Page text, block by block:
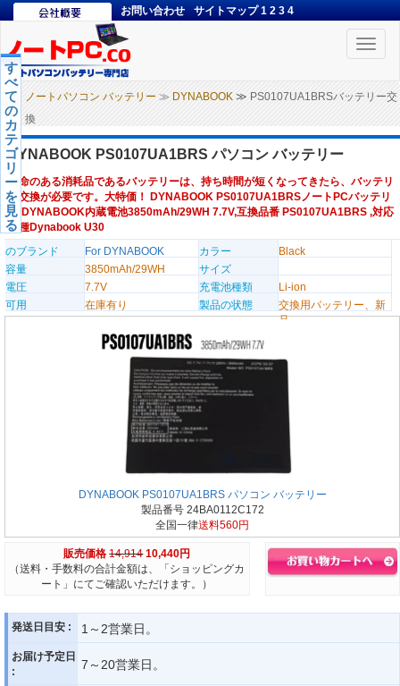
お問い合わせ サイトマップ 1 2 3 4
Toggle
ノートパソコン バッテリー ≫ DYNABOOK ≫ PS0107UA1BRSバッテリー交
換
す
べ
て
の
カ
テ
ゴ
リ
ー
を
見
る
DYNABOOK PS0107UA1BRS パソコン バッテリー
寿命のある消耗品であるバッテリーは、持ち時間が短くなってきたら、バッテリ
ー交換が必要です。大特価！ DYNABOOK PS0107UA1BRSノートPCバッテリ
ー,DYNABOOK内蔵電池3850mAh/29WH 7.7V,互換品番 PS0107UA1BRS ,対応
機種Dynabook U30
のブランド
For DYNABOOK カラー
Black
容量
3850mAh/29WH
サイズ
電圧
7.7V 充電池種類
Li-ion
可用
在庫有り 製品の状態
交換用バッテリー、新
品
DYNABOOK PS0107UA1BRS パソコン バッテリー
製品番号 24BA0112C172
全国一律送料560円
販売価格 14,914 10,440円
（送料・手数料の合計金額は、「ショッピングカ
ート」にてご確認いただけます。）
発送日目安 : 1～2営業日。
お届け予定日
:
7～20営業日。